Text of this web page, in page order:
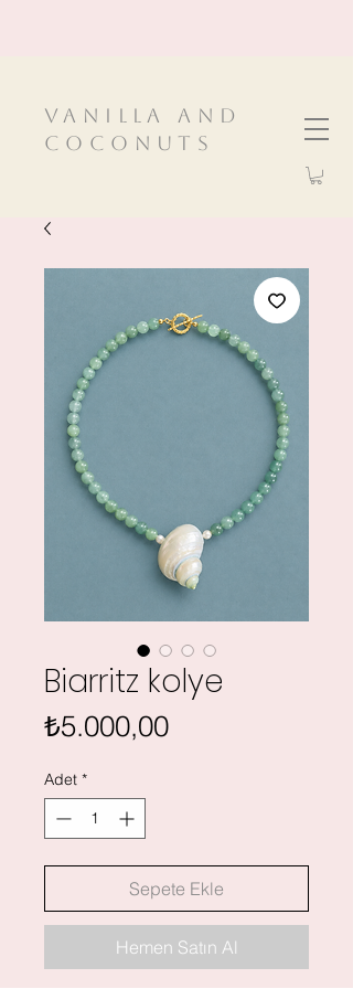
VanIlla and
Coconuts
Biarritz kolye
₺5.000,00Fiyat
Adet *
Sepete Ekle
Hemen Satın Al